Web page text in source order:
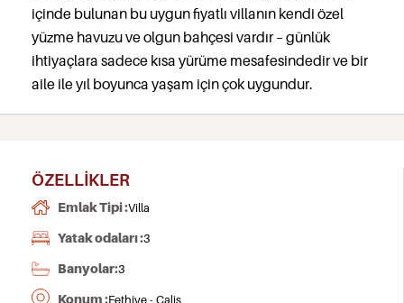
içinde bulunan bu uygun fiyatlı villanın kendi özel
yüzme havuzu ve olgun bahçesi vardır – günlük
ihtiyaçlara sadece kısa yürüme mesafesindedir ve bir
aile ile yıl boyunca yaşam için çok uygundur.
ÖZELLIKLER
Emlak Tipi :Villa
Yatak odaları :3
Banyolar:3
Konum :Fethiye - Calis